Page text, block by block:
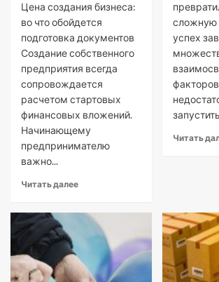
Цена создания бизнеса:
во что обойдется
подготовка документов
Создание собственного
предприятия всегда
сопровождается
расчетом стартовых
финансовых вложений.
Начинающему
предпринимателю
важно...
Читать далее
сложную
успех
Читать